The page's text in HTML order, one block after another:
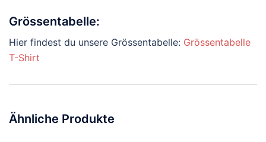
Grössentabelle:
Hier findest du unsere Grössentabelle: Grössentabelle
T-Shirt
Ähnliche Produkte